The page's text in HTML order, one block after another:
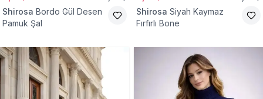
Shirosa Bordo Gül Desen
Pamuk Şal
Shirosa Siyah Kaymaz
Fırfırlı Bone